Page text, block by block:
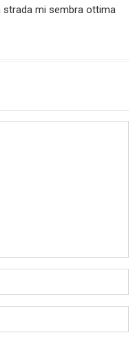
strada mi sembra ottima